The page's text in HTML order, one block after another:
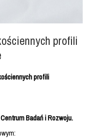
profili
profili
Badań i Rozwoju.